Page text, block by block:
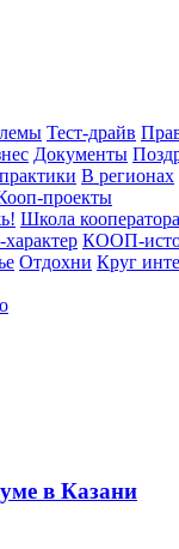
Тест-драйв
Документы
В регионах
проекты
Школа кооператора
КООП-
Отдохни Круг
в Казани